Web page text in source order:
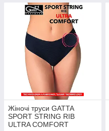
Жіночі труси GATTA
SPORT STRING RIB
ULTRA COMFORT